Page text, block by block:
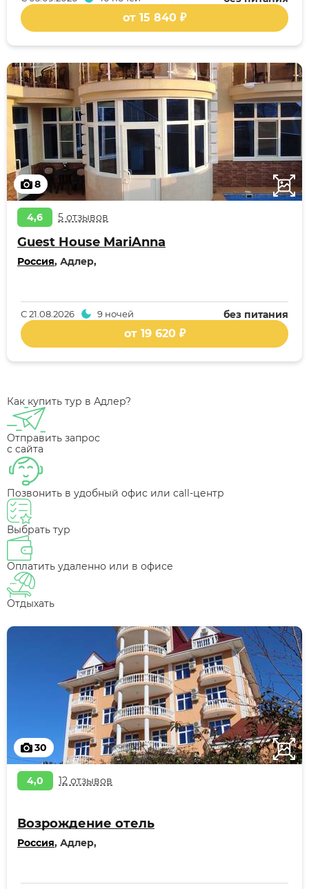
от 15 840 ₽
8
4,6 5 отзывов
Guest House MariAnna
Россия, Адлер,
без питания
С21.08.2026 9 ночей
от 19 620 ₽
Как купить тур в Адлер?
Отправить запрос
с сайта
Позвонить в удобный офис или call-центр
Выбрать тур
Оплатить удаленно или в офисе
Отдыхать
30
4,0 12 отзывов
Возрождение отель
Россия, Адлер,